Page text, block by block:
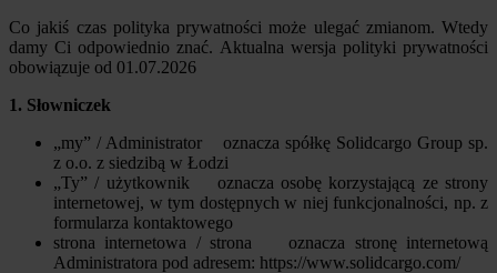
Co jakiś czas polityka prywatności może ulegać zmianom. Wtedy
damy Ci odpowiednio znać. Aktualna wersja polityki prywatności
obowiązuje od 01.07.2026
1. Słowniczek
„my” / Administrator oznacza spółkę Solidcargo Group sp.
z o.o. z siedzibą w Łodzi
„Ty” / użytkownik oznacza osobę korzystającą ze strony
internetowej, w tym dostępnych w niej funkcjonalności, np. z
formularza kontaktowego
strona internetowa / strona oznacza stronę internetową
Administratora pod adresem: https://www.solidcargo.com/